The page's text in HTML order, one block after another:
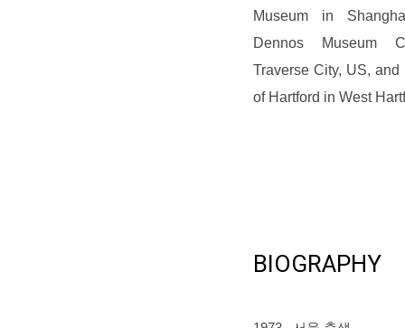
Museum in
Dennos Museum
Traverse City, US, and
of Hartford in West
BIOGRAPHY